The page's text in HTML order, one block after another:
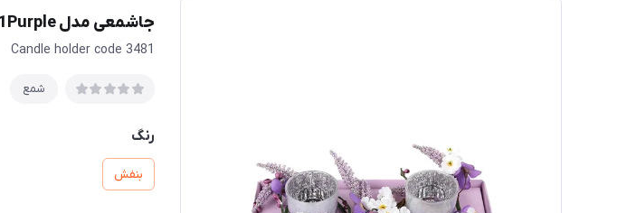
جاشمعی مدل 5A3481Purple بسته 2 عددی
Candle holder code 3481
شمع
رنگ
بنفش